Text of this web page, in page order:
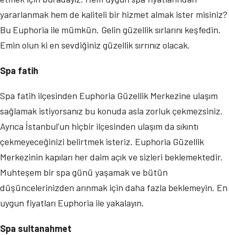
yararlanmak hem de kaliteli bir hizmet almak ister misiniz?
Bu Euphoria ile mümkün. Gelin güzellik sırlarını keşfedin.
Emin olun ki en sevdiğiniz güzellik sırrınız olacak.
Spa fatih
Spa fatih ilçesinden Euphoria Güzellik Merkezine ulaşım
sağlamak istiyorsanız bu konuda asla zorluk çekmezsiniz.
Ayrıca İstanbul’un hiçbir ilçesinden ulaşım da sıkıntı
çekmeyeceğinizi belirtmek isteriz. Euphoria Güzellik
Merkezinin kapıları her daim açık ve sizleri beklemektedir.
Muhteşem bir spa günü yaşamak ve bütün
düşüncelerinizden arınmak için daha fazla beklemeyin. En
uygun fiyatları Euphoria ile yakalayın.
Spa sultanahmet